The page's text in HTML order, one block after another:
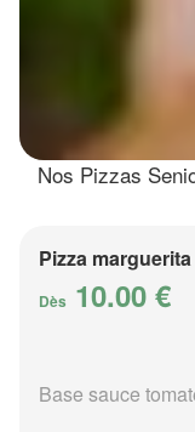
Nos Pizzas
Pizza
Dès 10.00 €
Base sauce